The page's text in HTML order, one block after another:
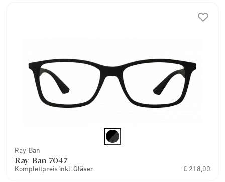
Ray-Ban
Ray-Ban 7047
Komplettpreis inkl. Gläser € 218,00